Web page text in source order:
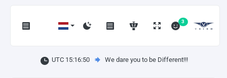
3
UTC 15:16:51 We dare you to be Different!!!